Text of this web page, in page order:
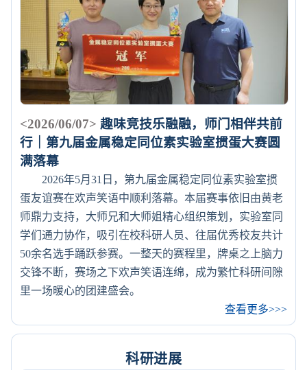
<2026/06/07> 趣味竞技乐融融，师门相伴共前
行｜第九届金属稳定同位素实验室掼蛋大赛圆
满落幕
2026年5月31日，第九届金属稳定同位素实验室掼
蛋友谊赛在欢声笑语中顺利落幕。本届赛事依旧由黄老
师鼎力支持，大师兄和大师姐精心组织策划，实验室同
学们通力协作，吸引在校科研人员、往届优秀校友共计
50余名选手踊跃参赛。一整天的赛程里，牌桌之上脑力
交锋不断，赛场之下欢声笑语连绵，成为繁忙科研间隙
里一场暖心的团建盛会。
查看更多>>>
科研进展